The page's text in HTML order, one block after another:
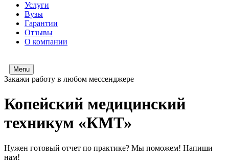
Услуги
Вузы
Гарантии
Отзывы
О компании
Menu
Закажи работу в любом мессенджере
Копейский медицинский
техникум «КМТ»
Нужен готовый отчет по практике? Мы поможем! Напиши
нам!